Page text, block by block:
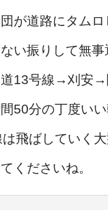
が道路にタム
い振りして無事
13号線→刈安
50分の丁度い
飛ばしていく
くださいね。